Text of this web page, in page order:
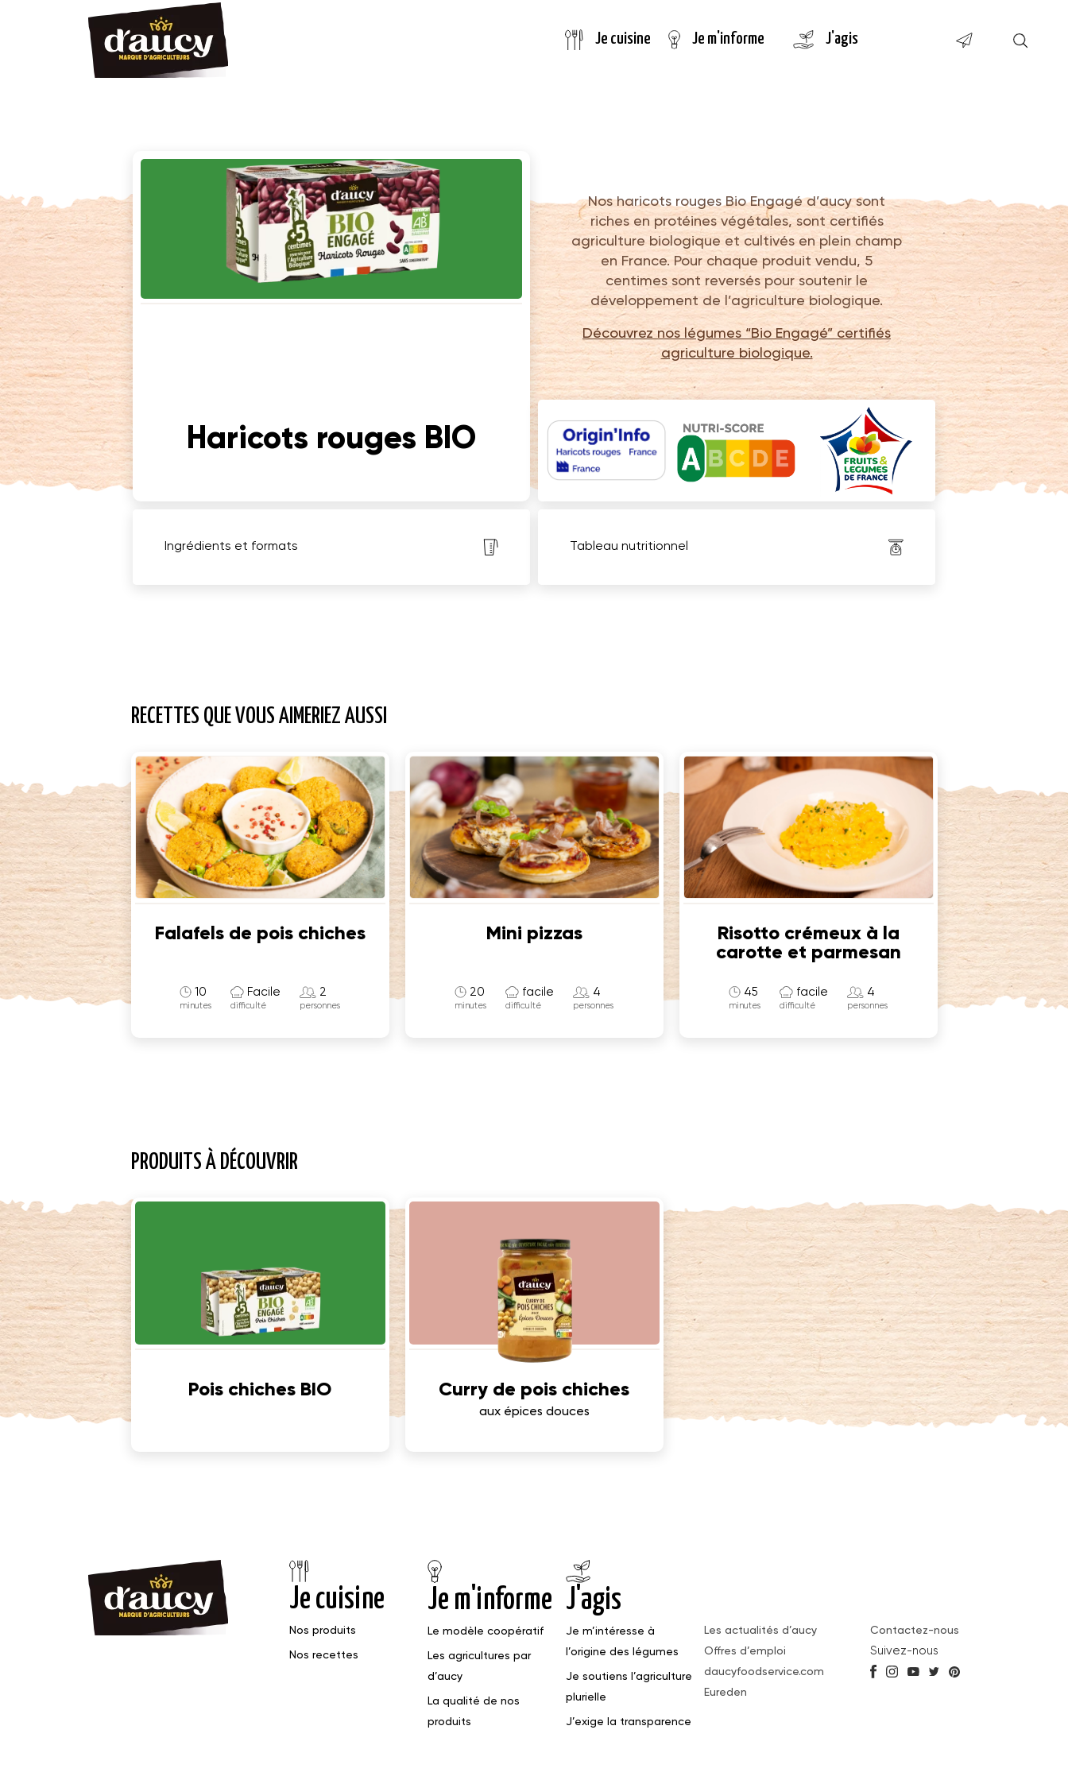
Je cuisine Je m'informe J'agis
Haricots rouges BIO
Nos haricots rouges Bio Engagé d’aucy sont
riches en protéines végétales, sont certifiés
agriculture biologique et cultivés en plein champ
en France. Pour chaque produit vendu, 5
centimes sont reversés pour soutenir le
développement de l’agriculture biologique.
Découvrez nos légumes “Bio Engagé” certifiés
agriculture biologique.
Ingrédients et formats Tableau nutritionnel
RECETTES QUE VOUS AIMERIEZ AUSSI
Falafels de pois chiches
10
minutes
Facile
difficulté
2
personnes
Mini pizzas
20
minutes
facile
difficulté
4
personnes
Risotto crémeux à la
carotte et parmesan
45
minutes
facile
difficulté
4
personnes
PRODUITS À DÉCOUVRIR
Pois chiches BIO Curry de pois chiches
aux épices douces
Je cuisine
Nos produits
Nos recettes
Je m'informe
Le modèle coopératif
Les agricultures par
d’aucy
La qualité de nos
produits
J'agis
Je m’intéresse à
l’origine des légumes
Je soutiens l’agriculture
plurielle
J’exige la transparence
Contactez-nous
Suivez-nous
Les actualités d’aucy
Offres d’emploi
daucyfoodservice.com
Eureden